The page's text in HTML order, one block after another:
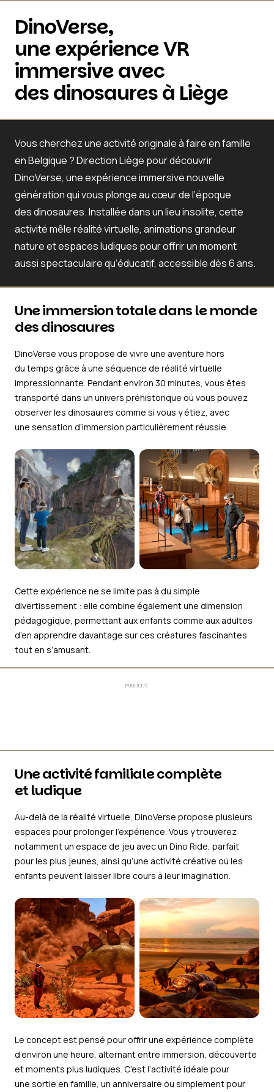
DinoVerse,
une expérience VR
immersive avec
des dinosaures à Liège
Vous cherchez une activité originale à faire en famille
en Belgique ? Direction Liège pour découvrir
DinoVerse, une expérience immersive nouvelle
génération qui vous plonge au cœur de l’époque
des dinosaures. Installée dans un lieu insolite, cette
activité mêle réalité virtuelle, animations grandeur
nature et espaces ludiques pour offrir un moment
aussi spectaculaire qu’éducatif, accessible dès 6 ans.
Une immersion totale dans le monde
des dinosaures
DinoVerse vous propose de vivre une aventure hors
du temps grâce à une séquence de réalité virtuelle
impressionnante. Pendant environ 30 minutes, vous êtes
transporté dans un univers préhistorique où vous pouvez
observer les dinosaures comme si vous y étiez, avec
une sensation d’immersion particulièrement réussie.
Cette expérience ne se limite pas à du simple
divertissement : elle combine également une dimension
pédagogique, permettant aux enfants comme aux adultes
d’en apprendre davantage sur ces créatures fascinantes
tout en s’amusant.
PUBLICITÉ
Une activité familiale complète
et ludique
Au-delà de la réalité virtuelle, DinoVerse propose plusieurs
espaces pour prolonger l’expérience. Vous y trouverez
notamment un espace de jeu avec un Dino Ride, parfait
pour les plus jeunes, ainsi qu’une activité créative où les
enfants peuvent laisser libre cours à leur imagination.
Le concept est pensé pour offrir une expérience complète
d’environ une heure, alternant entre immersion, découverte
et moments plus ludiques. C’est l’activité idéale pour
une sortie en famille, un anniversaire ou simplement pour